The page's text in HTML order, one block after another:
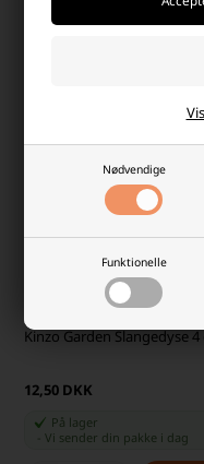
Nødvendige
Funktionelle
Kinzo Garden Slangedyse 4
12,50 DKK
På lager
-Vi sender din pakke i dag